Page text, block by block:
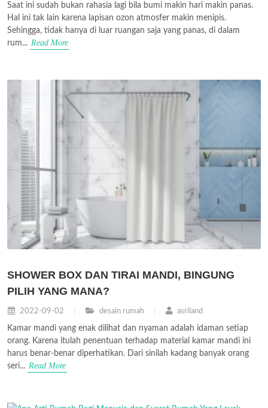
Saat ini sudah bukan rahasia lagi bila bumi makin hari makin panas.
Hal ini tak lain karena lapisan ozon atmosfer makin menipis.
Sehingga, tidak hanya di luar ruangan saja yang panas, di dalam
rum... Read More
SHOWER BOX DAN TIRAI MANDI, BINGUNG
PILIH YANG MANA?
2022-09-02 desain rumah asriland
Kamar mandi yang enak dilihat dan nyaman adalah idaman setiap
orang. Karena itulah penentuan terhadap material kamar mandi ini
harus benar-benar diperhatikan. Dari sinilah kadang banyak orang
seri... Read More